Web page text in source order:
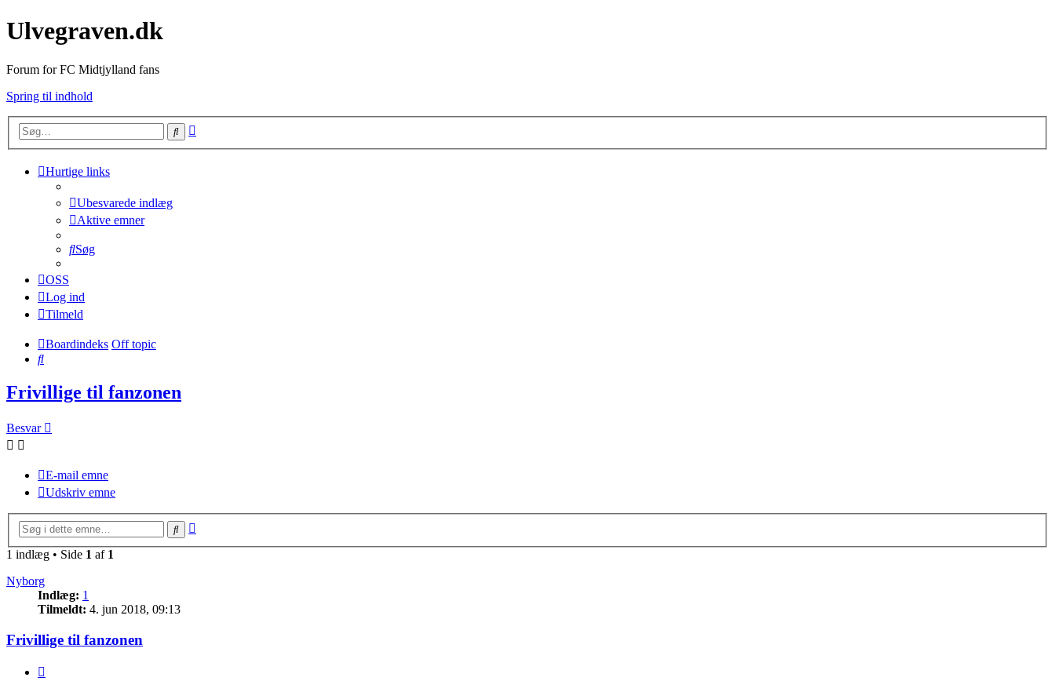
Ulvegraven.dk
Forum for FC Midtjylland fans
Spring til indhold
Søg
Hurtige links
Ubesvarede indlæg
Aktive emner
Søg
OSS
Log ind
Tilmeld
Boardindeks Off topic
Søg
Frivillige til fanzonen
Besvar
E-mail emne
Udskriv emne
Søg
1 indlæg • Side 1 af 1
Nyborg
Indlæg: 1
Tilmeldt: 4. jun 2018, 09:13
Frivillige til fanzonen